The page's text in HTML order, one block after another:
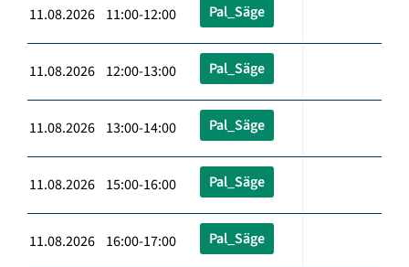
11.08.2026 11:00-12:00 Pal_Säge
11.08.2026 12:00-13:00 Pal_Säge
11.08.2026 13:00-14:00 Pal_Säge
11.08.2026 15:00-16:00 Pal_Säge
11.08.2026 16:00-17:00 Pal_Säge